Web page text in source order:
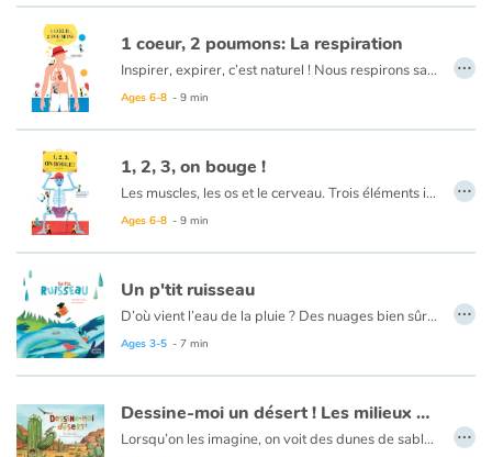
1 coeur, 2 poumons: La respiration
Inspirer, expirer, c’est naturel ! Nous respirons sans même y prêter attention… Pourtant, c'est tout notre corps qui entre en mouvement !
Une fois que les cellules ont consommé l’oxygène, elles libèrent du gaz carbonique… Demi-tour ! Ce gaz refait le même chemin mais en sens inverse !
Ages 6-8 - 9 min
…
1, 2, 3, on bouge !
Les muscles, les os et le cerveau. Trois éléments indispensables pour pouvoir cligner des yeux, hocher la tête, marcher ou courir. Le cerveau donne les ordres, les muscles actionnent les os qui forment le squelette. Alors, le squelette à quoi sert-il ? Il est la charpente du corps, c'est lui qui permet à l'Homme de se tenir droit par exemple. Au fil du temps, le squelette a évolué en même temps que le cerveau pour mieux répondre à ses besoins. Ainsi l'Homme et le singe sont les seuls à posséder un pouce qui leur permet de saisir des objets et donc d'utiliser des outils ! Et comment le squelette bouge ? Grâce aux articulations, aux ligaments, aux tendons et aux muscles !
Ages 6-8 - 9 min
…
Un p'tit ruisseau
D’où vient l’eau de la pluie ? Des nuages bien sûr ! Mais, où va l’eau de la pluie ? Elle ruisselle, ou s’infiltre dans le sol, ou forme flaques et mares. Au passage, elle abreuve les plantes ; elle ruisselle encore. Le ruisseau va aux fleuves, qui vont à la mer. Et pourquoi la mer ne déborde-t-elle pas ? Parce qu’une partie de son eau s’évapore. Les flaques aussi s’évaporent et les plantes transpirent. Toute l’eau qui s’évapore remonte au ciel. Et les nuages grossissent...
Ages 3-5 - 7 min
…
Dessine-moi un désert ! Les milieux arides
Lorsqu’on les imagine, on voit des dunes de sable à perte de vue et une chaleur accablante. Pourtant, il est loin le temps où l’on pensait les déserts… déserts !
…